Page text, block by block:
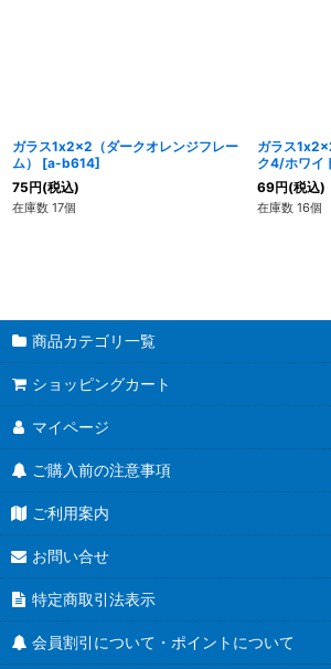
ガラス1x2x2（ダークオレンジフレー
ム）
[a-b614]
75円(税込)
在庫数 17個
ガラス
ク4/ホワイ
69円(税込)
在庫数 16個
商品カテゴリ一覧
ショッピングカート
マイページ
ご購入前の注意事項
ご利用案内
お問い合せ
特定商取引法表示
会員割引について・ポイントについて